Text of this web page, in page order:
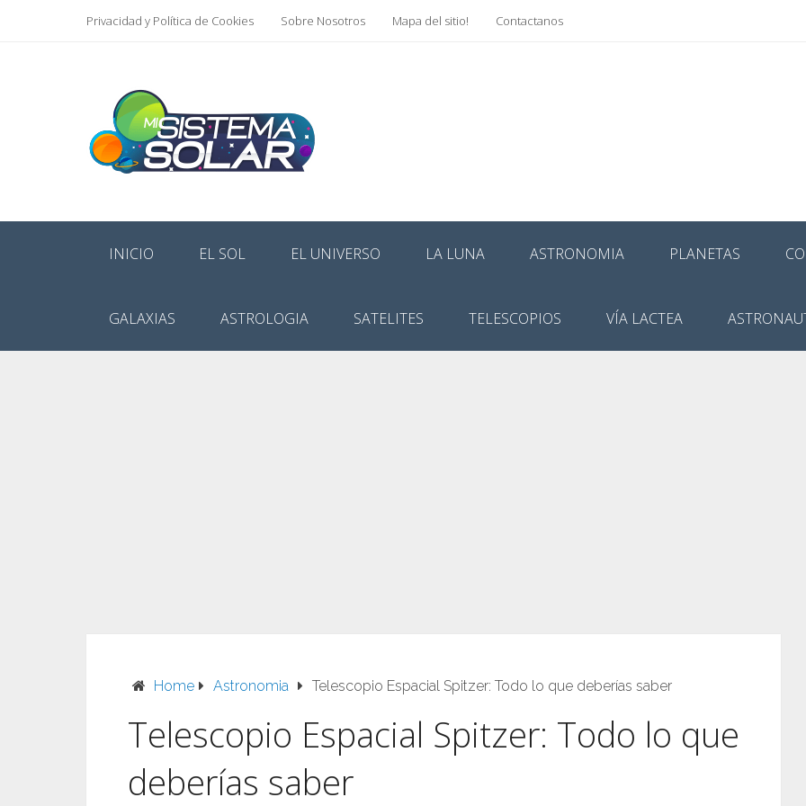
Privacidad y Política de Cookies Sobre Nosotros Mapa del sitio! Contactanos
INICIO EL SOL EL UNIVERSO LA LUNA ASTRONOMIA PLANETAS
GALAXIAS ASTROLOGIA SATELITES TELESCOPIOS VÍA LACTEA
Home Astronomia Telescopio Espacial Spitzer: Todo lo que deberías saber
Telescopio Espacial Spitzer: Todo lo que
deberías saber